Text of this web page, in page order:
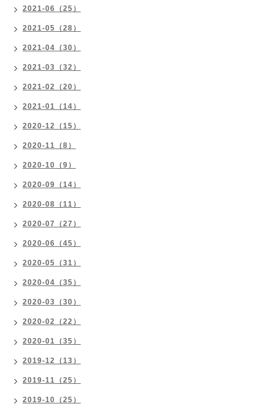
2021-06（25）
2021-05（28）
2021-04（30）
2021-03（32）
2021-02（20）
2021-01（14）
2020-12（15）
2020-11（8）
2020-10（9）
2020-09（14）
2020-08（11）
2020-07（27）
2020-06（45）
2020-05（31）
2020-04（35）
2020-03（30）
2020-02（22）
2020-01（35）
2019-12（13）
2019-11（25）
2019-10（25）